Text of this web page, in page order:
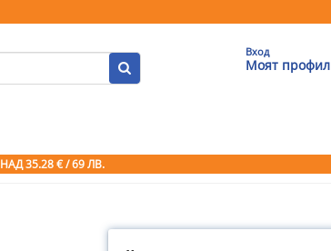
Вход
Моят профил
НАД 35.28 € / 69 ЛВ.